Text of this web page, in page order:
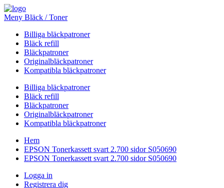
Meny Bläck / Toner
Billiga bläckpatroner
Bläck refill
Bläckpatroner
Originalbläckpatroner
Kompatibla bläckpatroner
Billiga bläckpatroner
Bläck refill
Bläckpatroner
Originalbläckpatroner
Kompatibla bläckpatroner
Hem
EPSON Tonerkassett svart 2.700 sidor S050690
EPSON Tonerkassett svart 2.700 sidor S050690
Logga in
Registrera dig